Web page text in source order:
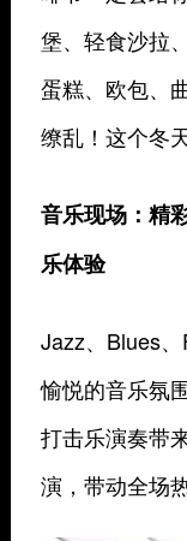
堡、轻食沙拉
蛋糕、欧包、
缭乱！这个冬
音乐现场： 精
乐体验
Jazz、Blues、
愉悦的音乐氛
打击乐演奏带
演，带动全场